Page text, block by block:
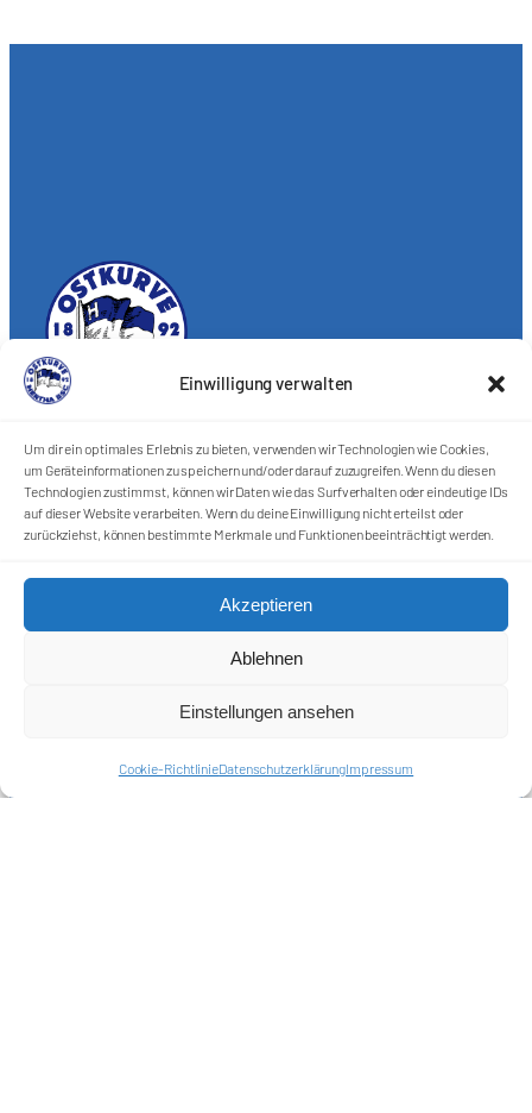
Einwilligung verwalten
Um dir ein optimales Erlebnis zu bieten, verwenden wir Technologien wie Cookies,
um Geräteinformationen zu speichern und/oder darauf zuzugreifen. Wenn du diesen
Technologien zustimmst, können wir Daten wie das Surfverhalten oder eindeutige IDs
auf dieser Website verarbeiten. Wenn du deine Einwilligung nicht erteilst oder
zurückziehst, können bestimmte Merkmale und Funktionen beeinträchtigt werden.
Akzeptieren
Ablehnen
Einstellungen ansehen
Cookie-RichtlinieDatenschutzerklärungImpressum
Sei ein Teil des Ganzen!
Kontakt
Impressum
Datenschutzerklärung
Supporters Karlsruhe